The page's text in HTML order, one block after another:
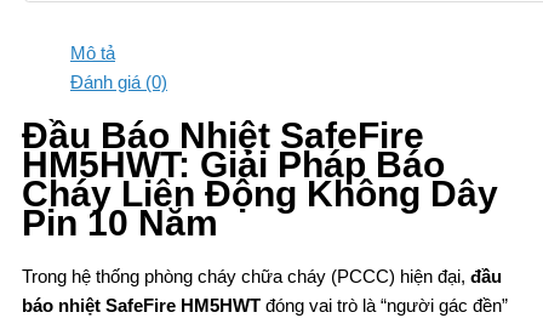
Mô tả
Đánh giá (0)
Đầu Báo Nhiệt SafeFire
HM5HWT: Giải Pháp Báo
Cháy Liên Động Không Dây
Pin 10 Năm
Trong hệ thống phòng cháy chữa cháy (PCCC) hiện đại, đầu
báo nhiệt SafeFire HM5HWT đóng vai trò là “người gác đền”